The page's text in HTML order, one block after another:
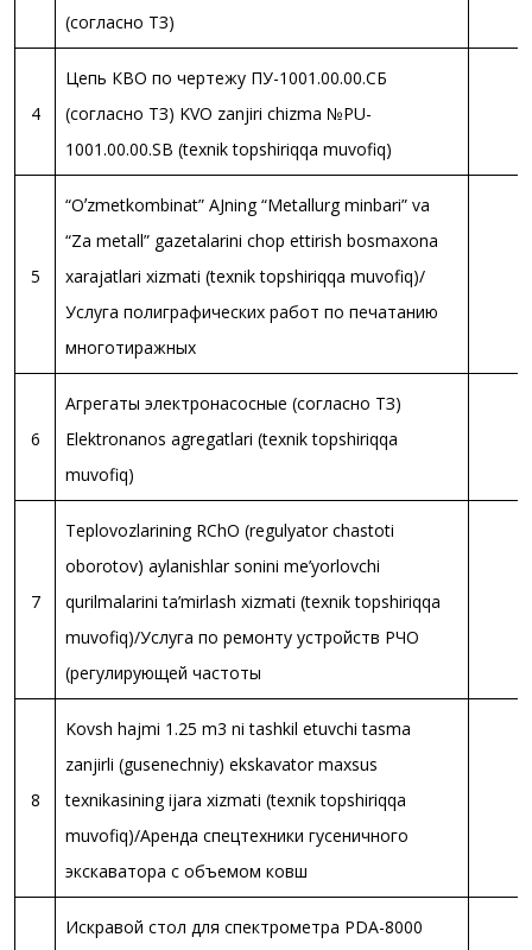
(согласно ТЗ)
4
Цепь КВО по чертежу ПУ-1001.00.00.СБ
(согласно ТЗ) KVO zanjiri chizma №PU-
1001.00.00.SB (texnik topshiriqqa muvofiq)
5
“Oʼzmetkombinat” AJning “Metallurg minbari” va
“Za metall” gazetalarini chop ettirish bosmaxona
xarajatlari xizmati (texnik topshiriqqa muvofiq)/
Услуга полиграфических работ по печатанию
многотиражных
6
Агрегаты электронасосные (согласно ТЗ)
Elektronanos agregatlari (texnik topshiriqqa
muvofiq)
7
Teplovozlarining RChO (regulyator chastoti
oborotov) aylanishlar sonini me’yorlovchi
qurilmalarini ta’mirlash xizmati (texnik topshiriqqa
muvofiq)/Услуга по ремонту устройств РЧО
(регулирующей частоты
8
Kovsh hajmi 1.25 m3 ni tashkil etuvchi tasma
zanjirli (gusenechniy) ekskavator maxsus
texnikasining ijara xizmati (texnik topshiriqqa
muvofiq)/Аренда спецтехники гусеничного
экскаватора с объемом ковш
Искравой стол для спектрометра PDA-8000